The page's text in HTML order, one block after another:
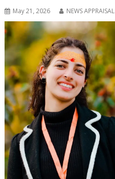
May 21, 2026 NEWS APPRAISAL